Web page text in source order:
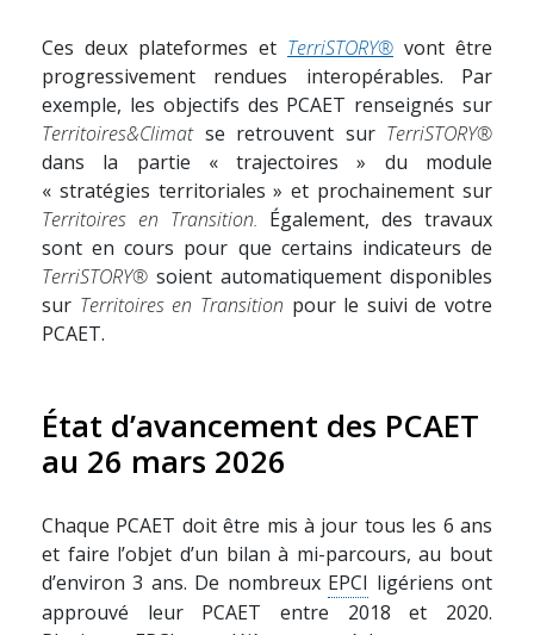
Ces deux plateformes et TerriSTORY® vont être
progressivement rendues interopérables. Par
exemple, les objectifs des PCAET renseignés sur
Territoires&Climatse retrouvent sur TerriSTORY®
dans la partie « trajectoires » du module
« stratégies territoriales » et prochainement sur
Territoires en Transition. Également, des travaux
sont en cours pour que certains indicateurs de
TerriSTORY® soient automatiquement disponibles
sur Territoires en Transition pour le suivi de votre
PCAET.
État d’avancement des PCAET
au 26 mars 2026
Chaque PCAET doit être mis à jour tous les 6 ans
et faire l’objet d’un bilan à mi-parcours, au bout
d’environ 3 ans. De nombreux EPCI ligériens ont
approuvé leur PCAET entre 2018 et 2020.